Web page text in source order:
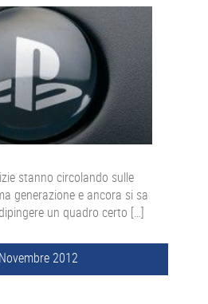
stanno circolando sulle
generazione e ancora si sa
un quadro certo […]
2012